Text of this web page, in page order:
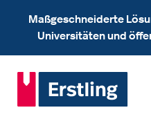
Zum Hauptinhalt springen
Maßgeschneiderte
Universitäten und